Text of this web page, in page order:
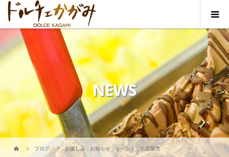
NEWS
ブログ お楽しみ お知らせ , イベント ,出店販売